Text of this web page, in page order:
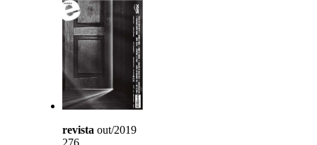
revista out/2019
276